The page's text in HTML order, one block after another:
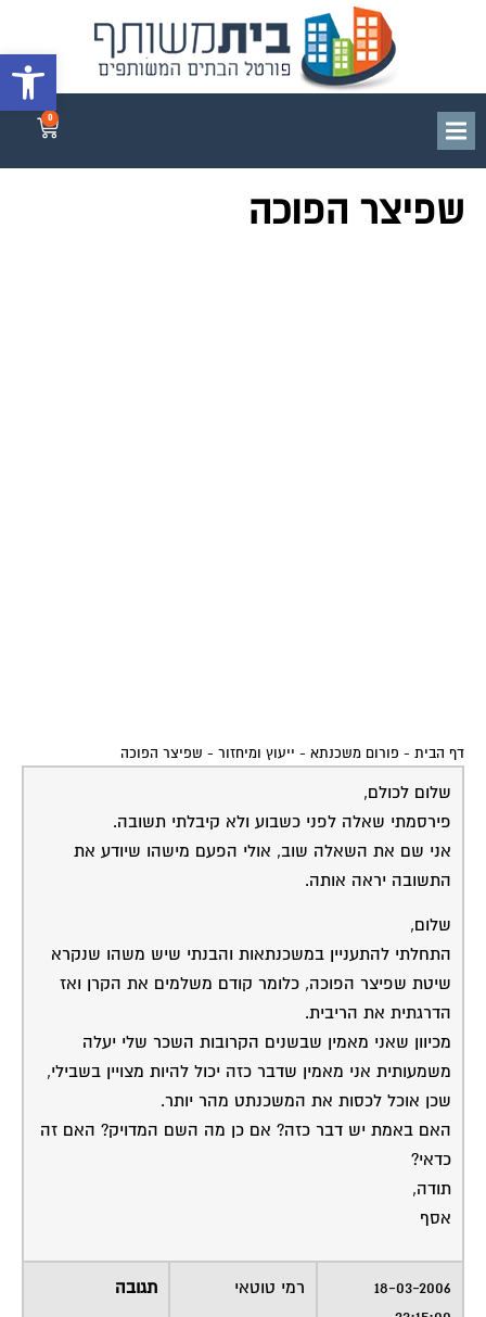
פתח
0
שפיצר הפוכה
דף הבית - פורום משכנתא - ייעוץ ומיחזור - שפיצר הפוכה
שלום לכולם,
פירסמתי שאלה לפני כשבוע ולא קיבלתי תשובה.
אני שם את השאלה שוב, אולי הפעם מישהו שיודע את
התשובה יראה אותה.
שלום,
התחלתי להתעניין במשכנתאות והבנתי שיש משהו שנקרא
שיטת שפיצר הפוכה, כלומר קודם משלמים את הקרן ואז
הדרגתית את הריבית.
מכיוון שאני מאמין שבשנים הקרובות השכר שלי יעלה
משמעותית אני מאמין שדבר כזה יכול להיות מצויין בשבילי,
שכן אוכל לכסות את המשכנתט מהר יותר.
האם באמת יש דבר כזה? אם כן מה השם המדויק? האם זה
כדאי?
תודה,
אסף
18-03-2006
רמי טוטאי תגובה